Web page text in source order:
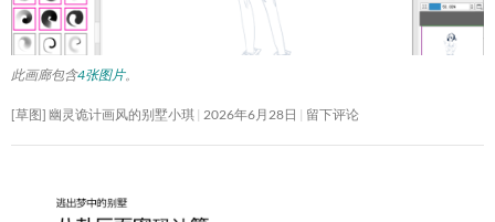
此画廊包含4张图片。
[草图] 幽灵诡计画风的别墅小琪 2026年6月28日 留下评论